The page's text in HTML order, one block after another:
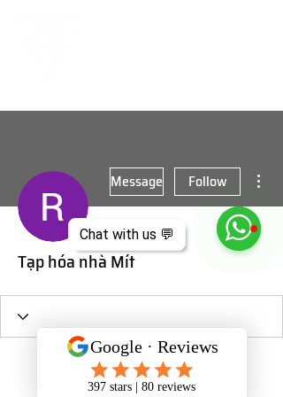
Chat with us 💬
Message Follow
Tạp hóa nhà Mít